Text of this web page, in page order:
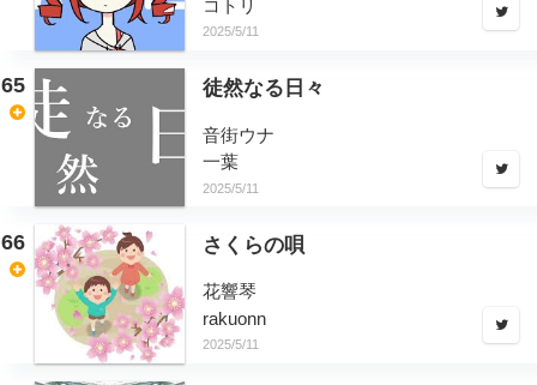
コトリ
2025/5/11
65 徒然なる日々
音街ウナ
一葉
2025/5/11
66 さくらの唄
花響琴
rakuonn
2025/5/11